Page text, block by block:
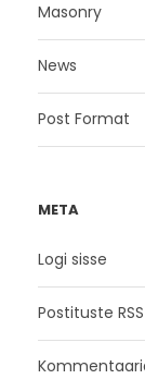
Masonry
News
Post Format
META
Logi sisse
Postituste RSS